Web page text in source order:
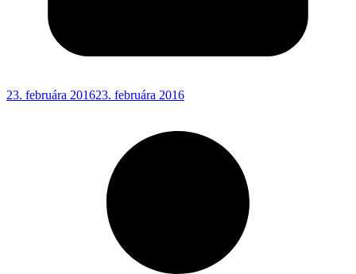
23. februára 201623. februára 2016